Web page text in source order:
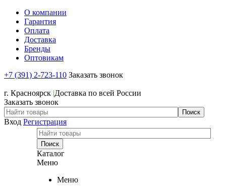
О компании
Гарантия
Оплата
Доставка
Бренды
Оптовикам
+7 (391) 2-723-110 Заказать звонок
г. Красноярск |Доставка по всей России
Заказать звонок
Вход Регистрация
Каталог
Меню
Меню